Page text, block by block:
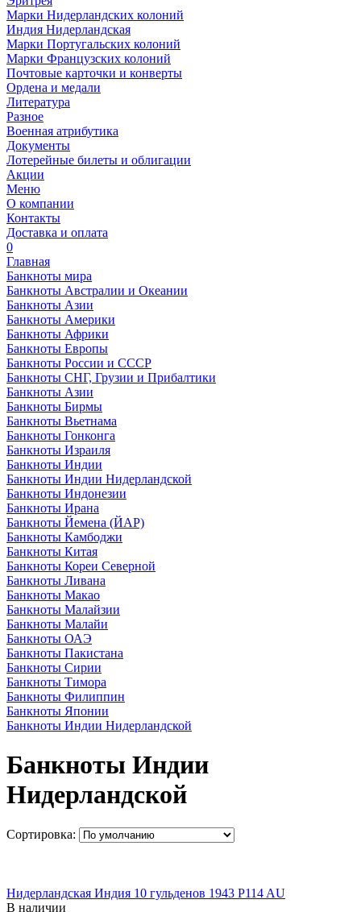
Марки Нидерландских колоний
Индия Нидерландская
Марки Португальских колоний
Марки Французских колоний
Почтовые карточки и конверты
Ордена и медали
Литература
Разное
Военная атрибутика
Документы
Лотерейные билеты и облигации
Акции
Меню
О компании
Контакты
Доставка и оплата
0
Главная
Банкноты мира
Банкноты Австралии и Океании
Банкноты Азии
Банкноты Америки
Банкноты Африки
Банкноты Европы
Банкноты России и СССР
Банкноты СНГ, Грузии и Прибалтики
Банкноты Азии
Банкноты Бирмы
Банкноты Вьетнама
Банкноты Гонконга
Банкноты Израиля
Банкноты Индии
Банкноты Индии Нидерландской
Банкноты Индонезии
Банкноты Ирана
Банкноты Йемена (ЙАР)
Банкноты Камбоджи
Банкноты Китая
Банкноты Кореи Северной
Банкноты Ливана
Банкноты Макао
Банкноты Малайзии
Банкноты Малайи
Банкноты ОАЭ
Банкноты Пакистана
Банкноты Сирии
Банкноты Тимора
Банкноты Филиппин
Банкноты Японии
Банкноты Индии Нидерландской
Банкноты Индии
Нидерландской
Сортировка:
Нидерландская Индия 10 гульденов 1943 P114 AU
В наличии